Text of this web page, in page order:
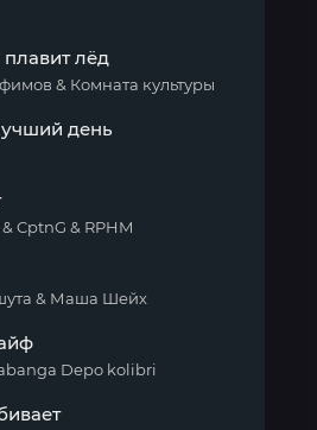
лёд
& Комната культуры
день
CptnG & RPHM
& Маша Шейх
Depo kolibri